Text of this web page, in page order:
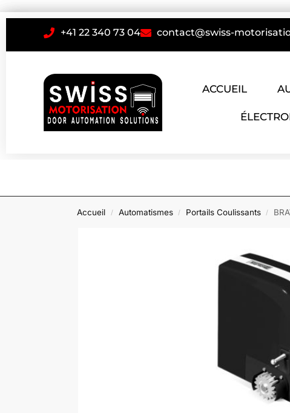
+41 22 340 73 04 contact@swiss-
ACCUEIL
Accueil / Automatismes / Portails Coulissants /